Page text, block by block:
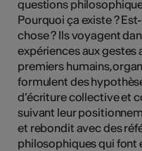
questions
Pourquoi ça existe ?
chose ? Ils voyagent
expériences aux
premiers
formulent des
d’écriture collective et
suivant leur
et rebondit avec des
philosophiques qui font